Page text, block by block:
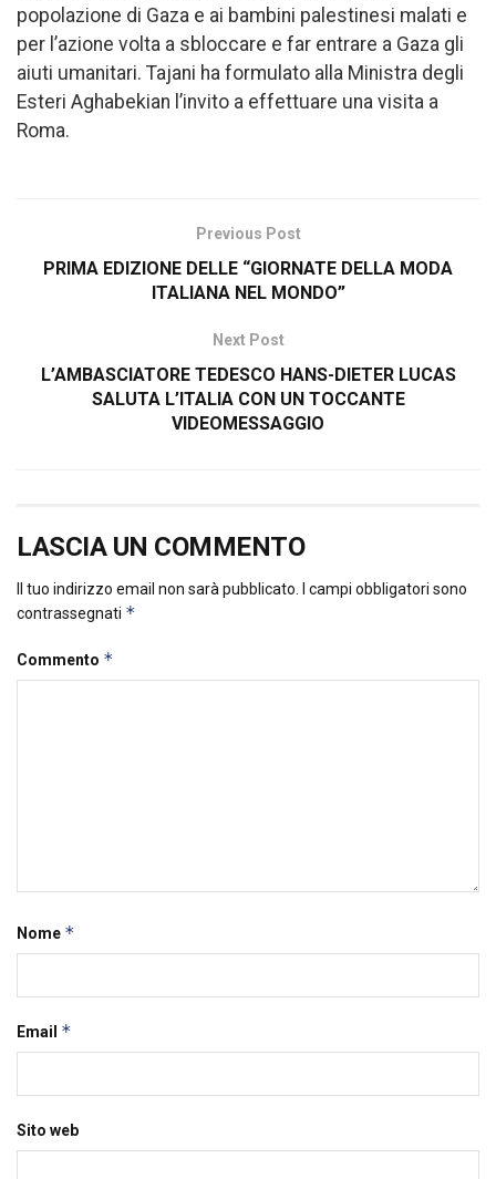
popolazione di Gaza e ai bambini palestinesi malati e
per l’azione volta a sbloccare e far entrare a Gaza gli
aiuti umanitari. Tajani ha formulato alla Ministra degli
Esteri Aghabekian l’invito a effettuare una visita a
Roma.
Previous Post
PRIMA EDIZIONE DELLE “GIORNATE DELLA MODA
ITALIANA NEL MONDO”
Next Post
L’AMBASCIATORE TEDESCO HANS-DIETER LUCAS
SALUTA L’ITALIA CON UN TOCCANTE
VIDEOMESSAGGIO
LASCIA UN COMMENTO
Il tuo indirizzo email non sarà pubblicato.
I campi obbligatori sono
contrassegnati *
Commento *
Nome *
Email *
Sito web